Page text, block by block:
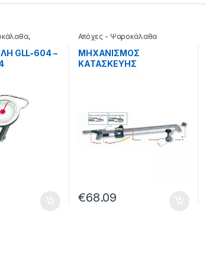
,
GLL-604 –
Απόχες - Ψαροκάλαθα
ΜΗΧΑΝΙΣΜΟΣ
ΚΑΤΑΣΚΕΥΗΣ
€68.09